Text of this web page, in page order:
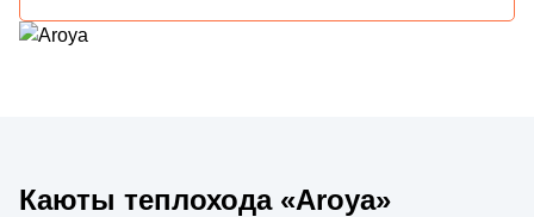
Каюты теплохода «Aroya»